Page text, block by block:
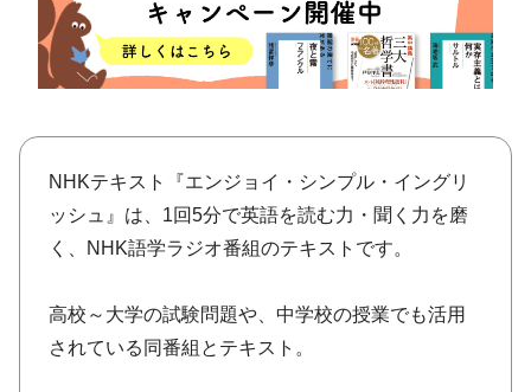
きょうの レシピ
レシピ その他
ABOUT
keyword
NHKテキスト『エンジョイ・シンプル・イングリ
ッシュ』は、1回5分で英語を読む力・聞く力を磨
く、NHK語学ラジオ番組のテキストです。
高校～大学の試験問題や、中学校の授業でも活用
されている同番組とテキスト。